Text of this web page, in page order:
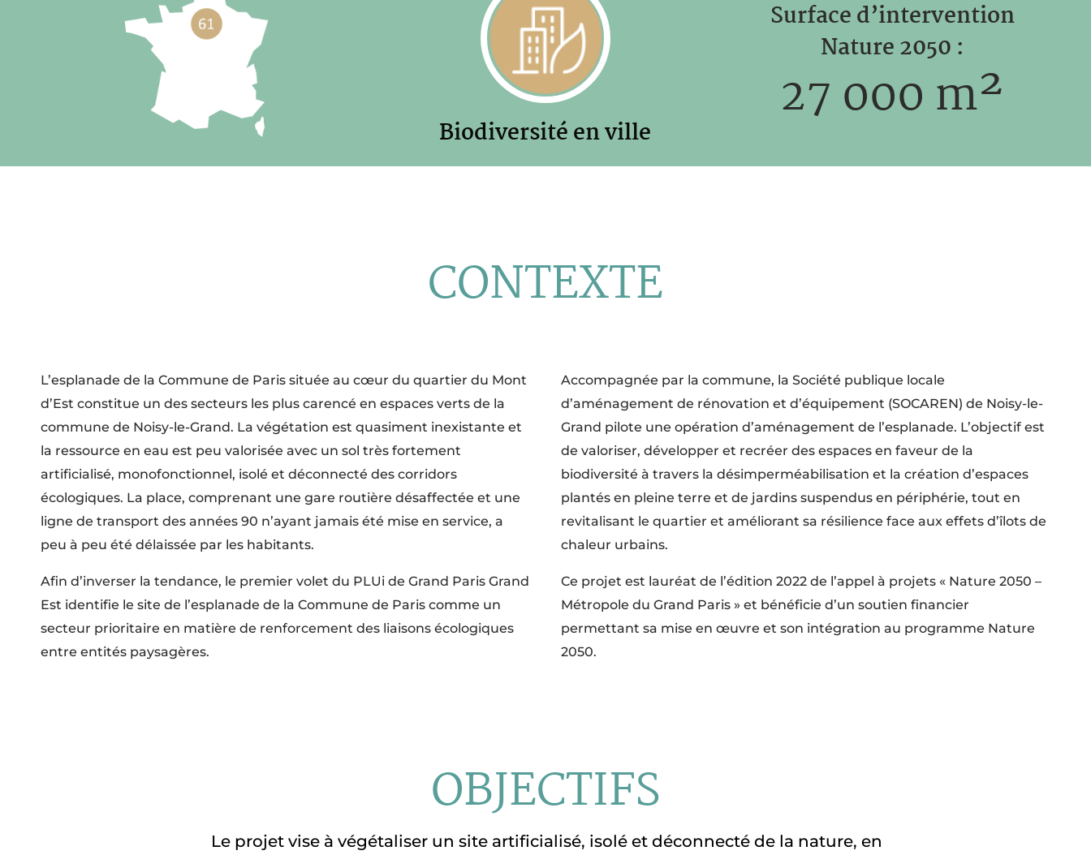
Biodiversité en ville
Surface d’intervention
Nature 2050 :
27 000 m²
CONTEXTE
L’esplanade de la Commune de Paris située au cœur du quartier du Mont
d’Est constitue un des secteurs les plus carencé en espaces verts de la
commune de Noisy-le-Grand. La végétation est quasiment inexistante et
la ressource en eau est peu valorisée avec un sol très fortement
artificialisé, monofonctionnel, isolé et déconnecté des corridors
écologiques. La place, comprenant une gare routière désaffectée et une
ligne de transport des années 90 n’ayant jamais été mise en service, a
peu à peu été délaissée par les habitants.
Afin d’inverser la tendance, le premier volet du PLUi de Grand Paris Grand
Est identifie le site de l’esplanade de la Commune de Paris comme un
secteur prioritaire en matière de renforcement des liaisons écologiques
entre entités paysagères.
Accompagnée par la commune, la Société publique locale
d’aménagement de rénovation et d’équipement (SOCAREN) de Noisy-le-
Grand pilote une opération d’aménagement de l’esplanade. L’objectif est
de valoriser, développer et recréer des espaces en faveur de la
biodiversité à travers la désimperméabilisation et la création d’espaces
plantés en pleine terre et de jardins suspendus en périphérie, tout en
revitalisant le quartier et améliorant sa résilience face aux effets d’îlots de
chaleur urbains.
Ce projet est lauréat de l’édition 2022 de l’appel à projets « Nature 2050 –
Métropole du Grand Paris » et bénéficie d’un soutien financier
permettant sa mise en œuvre et son intégration au programme Nature
2050.
OBJECTIFS
Le projet vise à végétaliser un site artificialisé, isolé et déconnecté de la nature, en